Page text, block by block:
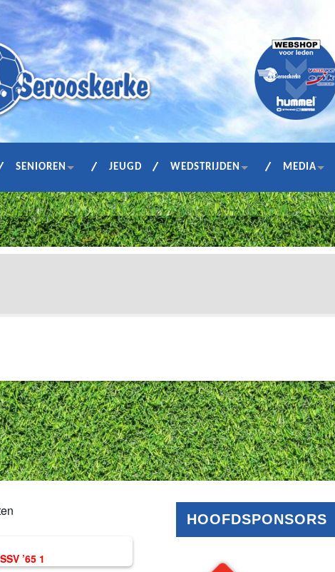
SENIOREN JEUGD WEDSTRIJDEN MEDIA
’65 1
HOOFDSPONSORS